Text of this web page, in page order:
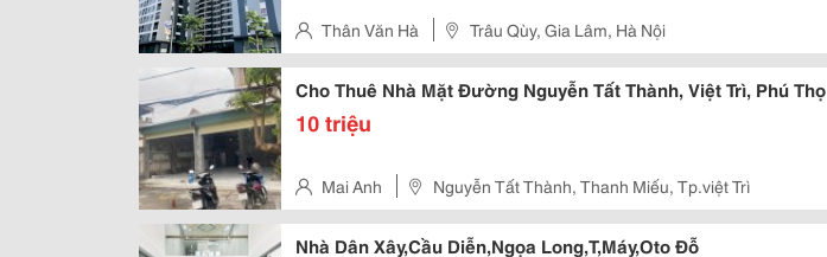
Thân Văn Hà Trâu Qùy, Gia Lâm, Hà Nội
Cho Thuê Nhà Mặt Đường Nguyễn Tất Thành, Việt Trì, Phú Thọ
10 triệu
Mai Anh Nguyễn Tất Thành, Thanh Miếu, Tp.việt Trì
Nhà Dân Xây,Cầu Diễn,Ngọa Long,T,Máy,Oto Đỗ